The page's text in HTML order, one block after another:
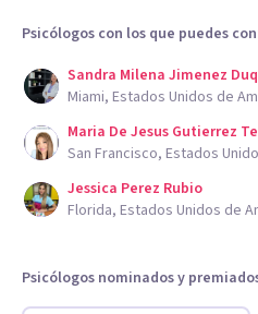
Psicólogos con los que puedes
Sandra Milena Jimenez
Miami, Estados Unidos de
Maria De Jesus Gutierrez
San Francisco, Estados
Jessica Perez Rubio
Florida, Estados Unidos de
Psicólogos nominados y